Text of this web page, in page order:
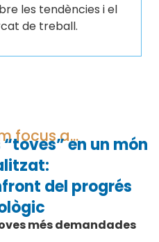
les tendències i el
de treball.
focus a...en un món
del progrés
més demandades